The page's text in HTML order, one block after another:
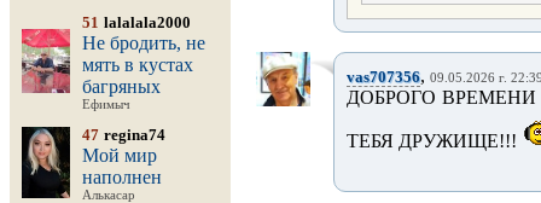
51 lalalala2000
Не бродить, не
мять в кустах
багряных
Ефимыч
47 regina74
Мой мир
наполнен
Алькасар
vas707356, 09.05.2026 г.
ДОБРОГО
ТЕБЯ ДРУЖИЩЕ!!!